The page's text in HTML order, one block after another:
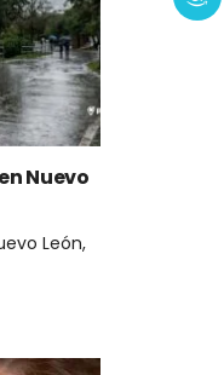
Nuevo
León,